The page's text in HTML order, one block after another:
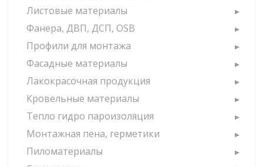
Листовые материалы
Фанера, ДВП, ДСП, OSB
Профили для монтажа
Фасадные материалы
Лакокрасочная продукция
Кровельные материалы
Тепло гидро пароизоляция
Монтажная пена, герметики
Пиломатериалы